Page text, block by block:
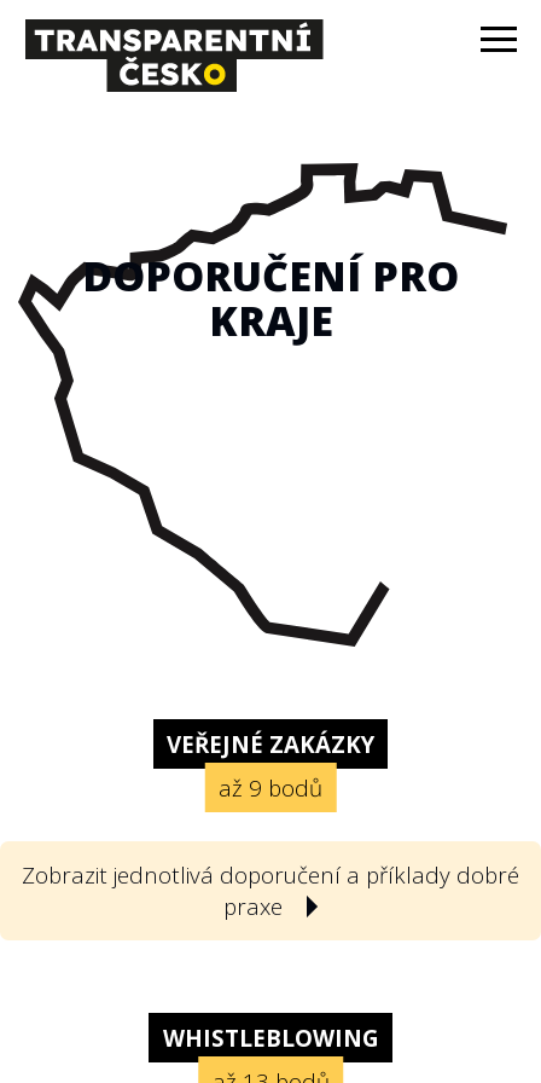
DOPORUČENÍ PRO
KRAJE
VEŘEJNÉ ZAKÁZKY
až 9 bodů
Zobrazit jednotlivá doporučení a příklady dobré
praxe
dostatek firem?WHISTLEBLOWING